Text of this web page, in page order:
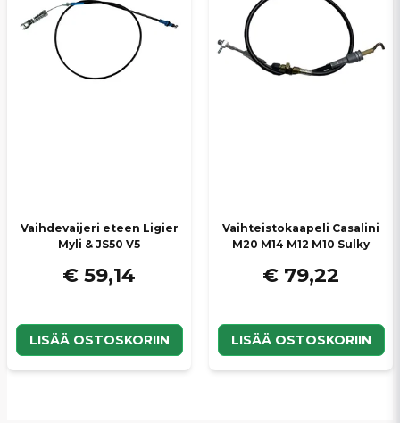
Vaihdevaijeri eteen Ligier
Myli & JS50 V5
€ 59,14
LISÄÄ OSTOSKORIIN
Vaihteistokaapeli Casalini
M20 M14 M12 M10 Sulky
€ 79,22
LISÄÄ OSTOSKORIIN